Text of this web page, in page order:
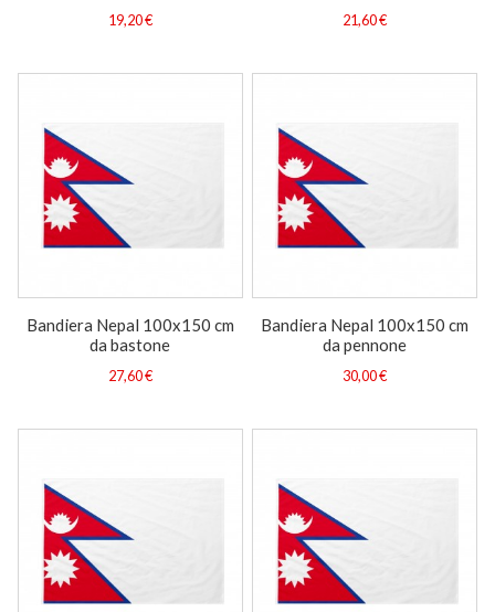
19,20 € 21,60 €
Bandiera Nepal 100x150 cm
da bastone
27,60 €
Bandiera Nepal 100x150 cm
da pennone
30,00 €